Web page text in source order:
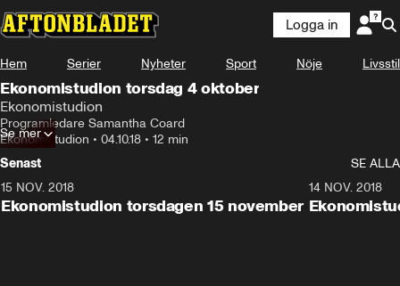
Logga in
Hem Serier Nyheter Sport Nöje Livsstil
Ekonomistudion torsdag 4 oktober
Ekonomistudion
Programledare Samantha Coard
Ekonomistudion • 04.10.18 • 12 min
Se mer
Senast
SE ALLA
15 NOV. 2018
Ekonomistudion torsdagen 15 november
14 NOV. 2018